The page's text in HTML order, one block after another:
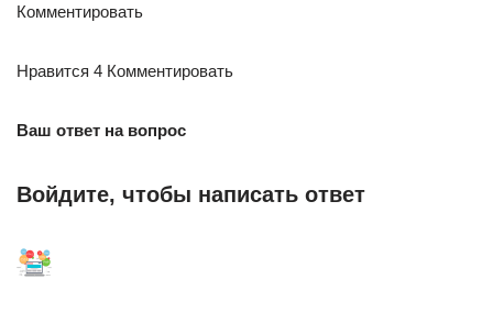
Комментировать
Нравится 4 Комментировать
Ваш ответ на вопрос
Войдите, чтобы написать ответ